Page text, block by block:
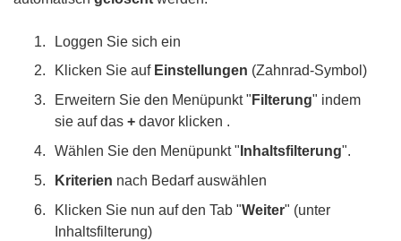
Loggen Sie sich ein
Klicken Sie auf Einstellungen (Zahnrad-Symbol)
Erweitern Sie den Menüpunkt " Filterung" indem
sie auf das + davor klicken .
Wählen Sie den Menüpunkt " Inhaltsfilterung".
Kriterien nach Bedarf auswählen
Klicken Sie nun auf den Tab "Weiter" (unter
Inhaltsfilterung)